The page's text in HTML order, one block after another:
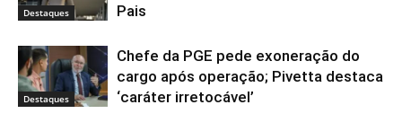
Destaques
Pais
Destaques
Chefe da PGE pede exoneração do
cargo após operação; Pivetta destaca
‘caráter irretocável’